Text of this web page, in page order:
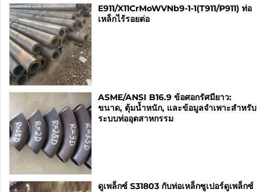
E911/X11CrMoWVNb9-1-1(T911/P911) ท่อ
เหล็กไร้รอยต่อ
ASME/ANSI B16.9 ข้อศอกรัศมียาว:
ขนาด, ตุ้มน้ำหนัก, และข้อมูลจำเพาะสำหรับ
ระบบท่ออุตสาหกรรม
ดูเพล็กซ์ S31803 กับท่อเหล็กซูเปอร์ดูเพล็กซ์